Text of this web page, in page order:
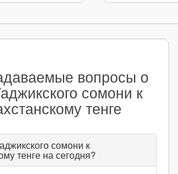
вопросы о
сомони к
тенге
сомони к
тенге на сегодня?